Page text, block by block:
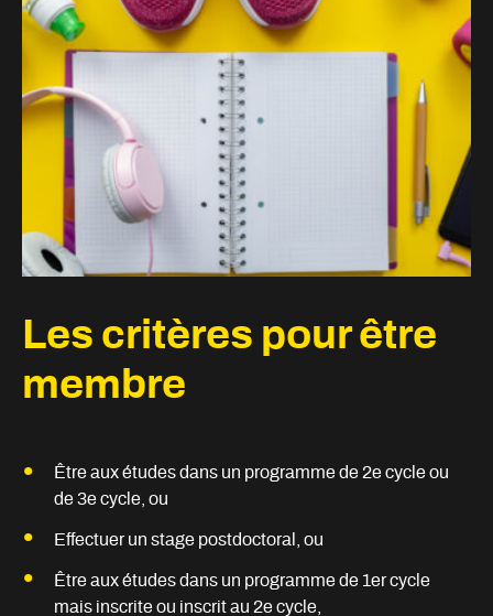
Nos membres chercheurs
Nos partenaires citoyens
Le comité étudiant
Communauté étudiante
Devenir membre étudiant
Les critères pour être
membre
Être aux études dans un programme de 2e cycle ou
de 3e cycle, ou
Effectuer un stage postdoctoral, ou
Être aux études dans un programme de 1er cycle
mais inscrite ou inscrit au 2e cycle,